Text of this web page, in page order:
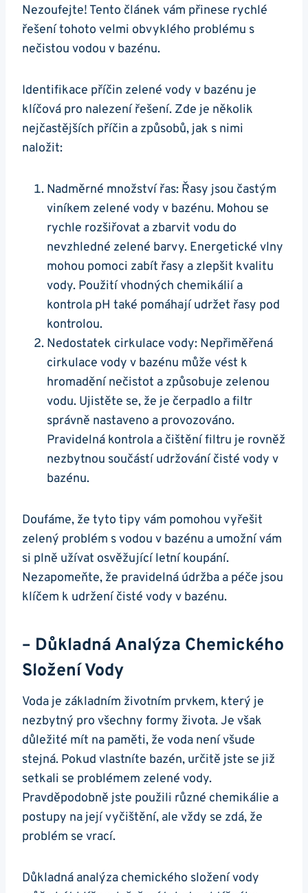
Nezoufejte! Tento článek vám přinese rychlé
řešení tohoto velmi obvyklého problému s
nečistou vodou v bazénu.
Identifikace příčin zelené vody v bazénu je
klíčová pro nalezení řešení. Zde je několik
nejčastějších příčin a způsobů, jak s nimi
naložit:
Nadměrné množství řas: Řasy jsou častým
viníkem zelené vody v bazénu. Mohou se
rychle rozšiřovat a zbarvit vodu do
nevzhledné zelené barvy. Energetické vlny
mohou pomoci zabít řasy a zlepšit kvalitu
vody. Použití vhodných chemikálií a
kontrola pH také pomáhají udržet řasy pod
kontrolou.
Nedostatek cirkulace vody: Nepřiměřená
cirkulace vody v bazénu může vést k
hromadění nečistot a způsobuje zelenou
vodu. Ujistěte se, že je čerpadlo a filtr
správně nastaveno a provozováno.
Pravidelná kontrola a čištění filtru je rovněž
nezbytnou součástí udržování čisté vody v
bazénu.
Doufáme, že tyto tipy vám pomohou vyřešit
zelený problém s vodou v bazénu a umožní vám
si plně užívat osvěžující letní koupání.
Nezapomeňte, že pravidelná údržba a péče jsou
klíčem k udržení čisté vody v bazénu.
– Důkladná Analýza Chemického
Složení Vody
Voda je základním životním prvkem, který je
nezbytný pro všechny formy života. Je však
důležité mít na paměti, že voda není všude
stejná. Pokud vlastníte bazén, určitě jste se již
setkali se problémem zelené vody.
Pravděpodobně jste použili různé chemikálie a
postupy na její vyčištění, ale vždy se zdá, že
problém se vrací.
Důkladná analýza chemického složení vody